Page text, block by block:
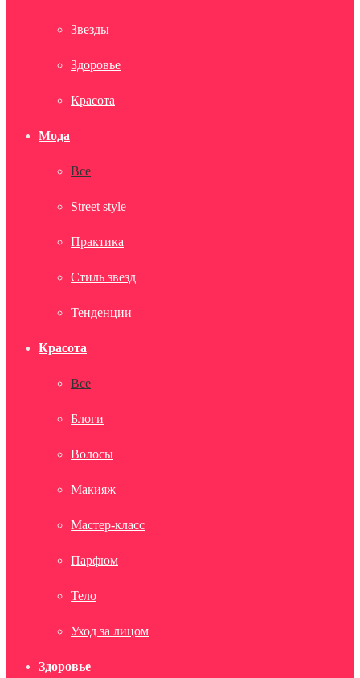
Звезды
Здоровье
Красота
Мода
Все
Street style
Практика
Стиль звезд
Тенденции
Красота
Все
Блоги
Волосы
Макияж
Мастер-класс
Парфюм
Тело
Уход за лицом
Здоровье